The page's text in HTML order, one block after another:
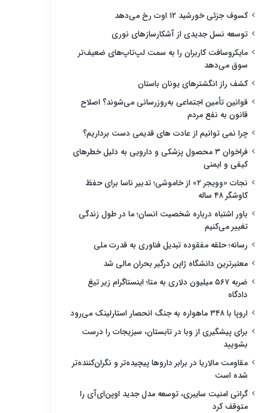
کسوف جزئی خورشید ۱۲ اوت رخ می‌دهد
توسعه نسل جدیدی از آشکارسازهای نوری
مایکروسافت کاربران را به سمت لپ‌تاپ‌های ضعیف‌تر
سوق می‌دهد
کشف راز انگشترهای یونان باستان
قوانین تأمین اجتماعی به‌روزرسانی می‌شوند؟ اصلاح
قانون به نفع مردم
چرا نمی توانیم از عادت های قدیمی دست برداریم؟
فراخوان ۳ محصول پزشکی و دارویی به دلیل خطرهای
کیفی و ایمنی
نجات «وویجر ۲» از خاموشی؛ تدبیر ناسا برای حفظ
کاوشگر ۴۸ ساله
باور اشتباه درباره شخصیت انسان؛ ما در طول زندگی
تغییر می‌کنیم
رسانه؛ حلقه مفقوده تبدیل فناوری به قدرت ملی
معتبرترین دانشگاه ژاپن درگیر بحران مالی شد
ضربه ۵۶۷ میلیون دلاری به متا؛ اینستاگرام زیر تیغ
دادگاه
اروپا با ۳۴۸ ماهواره به جنگ انحصار استارلینک می‌رود
برای پیشگیری از وبا در تابستان، سبزیجات را درست
بشویید
مقاومت مالاریا در برابر داروها پیچیده‌تر و نگران‌کننده‌تر
شده است
گرانی امنیت سایبری، توسعه مدل جدید اوپن‌ای‌آی را
متوقف کرد